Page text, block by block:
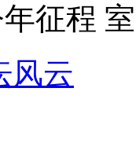
程 室
风云